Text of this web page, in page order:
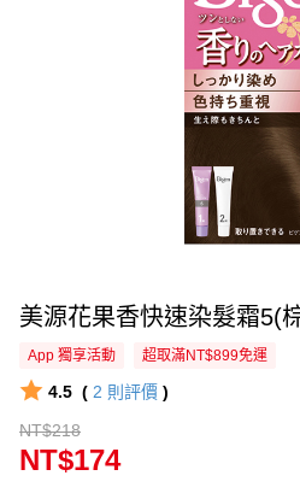
美源花果香快速染髮霜5(
App 獨享活動 超取滿NT$899免運
4.5 ( 2 則評價 )
NT$218
NT$174